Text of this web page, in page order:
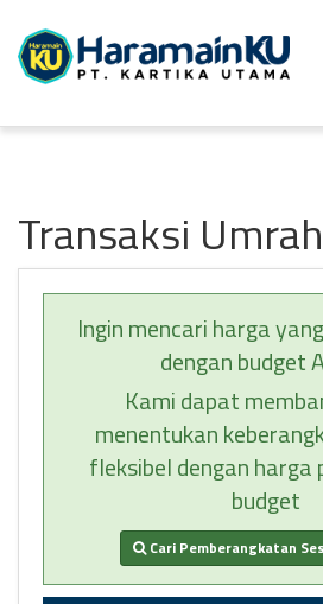
Transaksi
Ingin mencari harga
dengan budget
Kami dapat
menentukan
fleksibel dengan harga
budget
Cari Pemberangkatan